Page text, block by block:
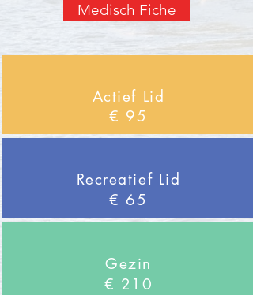
Medisch Fiche
Actief Lid
€ 95
Recreatief Lid
€ 65
Gezin
€ 210